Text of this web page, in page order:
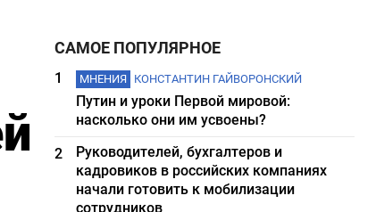
САМОЕ ПОПУЛЯРНОЕ
1 МНЕНИЯ КОНСТАНТИН ГАЙВОРОНСКИЙ
Путин и уроки Первой мировой:
насколько они им усвоены?
2
Руководителей, бухгалтеров и
кадровиков в российских компаниях
начали готовить к мобилизации
сотрудников